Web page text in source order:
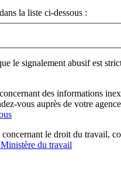
la liste ci-dessous :
le signalement abusif est
des informations
vous auprès de votre
le droit du travail,
du travail